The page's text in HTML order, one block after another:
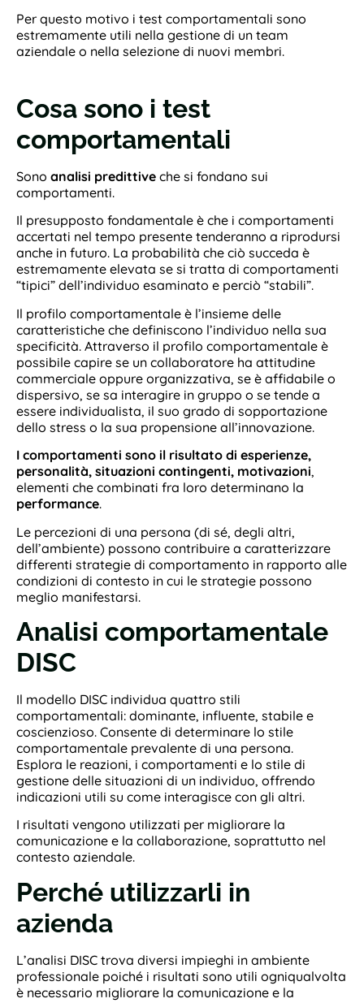
Per questo motivo i test comportamentali sono
estremamente utili nella gestione di un team
aziendale o nella selezione di nuovi membri.
Cosa sono i test
comportamentali
Sono analisi predittive che si fondano sui
comportamenti.
Il presupposto fondamentale è che i comportamenti
accertati nel tempo presente tenderanno a riprodursi
anche in futuro. La probabilità che ciò succeda è
estremamente elevata se si tratta di comportamenti
“tipici” dell’individuo esaminato e perciò “stabili”.
Il profilo comportamentale è l’insieme delle
caratteristiche che definiscono l’individuo nella sua
specificità. Attraverso il profilo comportamentale è
possibile capire se un collaboratore ha attitudine
commerciale oppure organizzativa, se è affidabile o
dispersivo, se sa interagire in gruppo o se tende a
essere individualista, il suo grado di sopportazione
dello stress o la sua propensione all’innovazione.
I comportamenti sono il risultato di esperienze,
personalità, situazioni contingenti, motivazioni,
elementi che combinati fra loro determinano la
performance.
Le percezioni di una persona (di sé, degli altri,
dell’ambiente) possono contribuire a caratterizzare
differenti strategie di comportamento in rapporto alle
condizioni di contesto in cui le strategie possono
meglio manifestarsi.
Analisi comportamentale
DISC
Il modello DISC individua quattro stili
comportamentali: dominante, influente, stabile e
coscienzioso. Consente di determinare lo stile
comportamentale prevalente di una persona.
Esplora le reazioni, i comportamenti e lo stile di
gestione delle situazioni di un individuo, offrendo
indicazioni utili su come interagisce con gli altri.
I risultati vengono utilizzati per migliorare la
comunicazione e la collaborazione, soprattutto nel
contesto aziendale.
Perché utilizzarli in
azienda
L’analisi DISC trova diversi impieghi in ambiente
professionale poiché i risultati sono utili ogniqualvolta
è necessario migliorare la comunicazione e la